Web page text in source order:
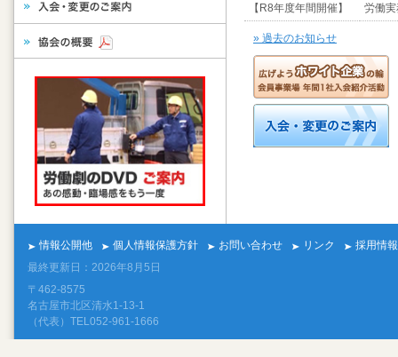
【R8年度年間開催】 労働
» 過去のお知らせ
情報公開他 個人情報保護方針 お問い合わせ リンク
採用情報
最終更新日：2026年8月5日
〒462-8575
名古屋市北区清水1-13-1
（代表）TEL052-961-1666